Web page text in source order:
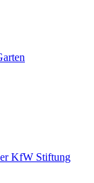
KfW Stiftung